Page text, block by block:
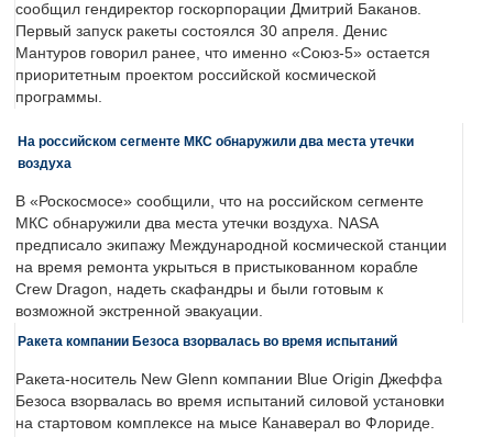
сообщил гендиректор госкорпорации Дмитрий Баканов.
Первый запуск ракеты состоялся 30 апреля. Денис
Мантуров говорил ранее, что именно «Союз-5» остается
приоритетным проектом российской космической
программы.
На российском сегменте МКС обнаружили два места утечки
воздуха
В «Роскосмосе» сообщили, что на российском сегменте
МКС обнаружили два места утечки воздуха. NASA
предписало экипажу Международной космической станции
на время ремонта укрыться в пристыкованном корабле
Crew Dragon, надеть скафандры и были готовым к
возможной экстренной эвакуации.
Ракета компании Безоса взорвалась во время испытаний
Ракета-носитель New Glenn компании Blue Origin Джеффа
Безоса взорвалась во время испытаний силовой установки
на стартовом комплексе на мысе Канаверал во Флориде.